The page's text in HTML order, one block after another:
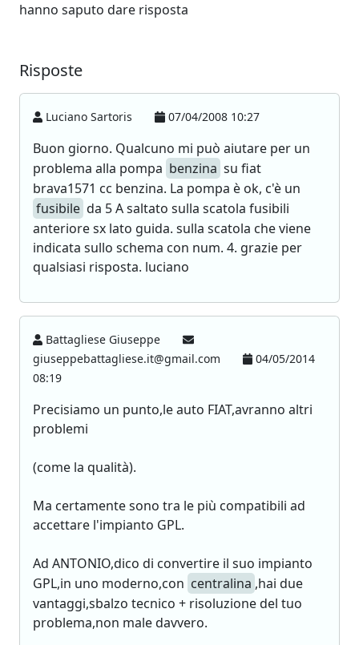
hanno saputo dare risposta
Risposte
Luciano Sartoris 07/04/2008 10:27
Buon giorno. Qualcuno mi può aiutare per un
problema alla pompa benzina su fiat
brava1571 cc benzina. La pompa è ok, c'è un
fusibile da 5 A saltato sulla scatola fusibili
anteriore sx lato guida. sulla scatola che viene
indicata sullo schema con num. 4. grazie per
qualsiasi risposta. luciano
Battagliese Giuseppe
giuseppebattagliese.it@gmail.com
04/05/2014
08:19
Precisiamo un punto,le auto FIAT,avranno altri
problemi
(come la qualità).
Ma certamente sono tra le più compatibili ad
accettare l'impianto GPL.
Ad ANTONIO,dico di convertire il suo impianto
GPL,in uno moderno,con centralina ,hai due
vantaggi,sbalzo tecnico + risoluzione del tuo
problema,non male davvero.